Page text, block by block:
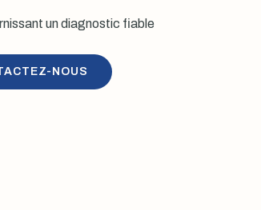
un diagnostic fiable
NOUS